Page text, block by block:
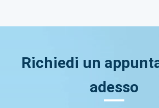
Richiedi un
adesso